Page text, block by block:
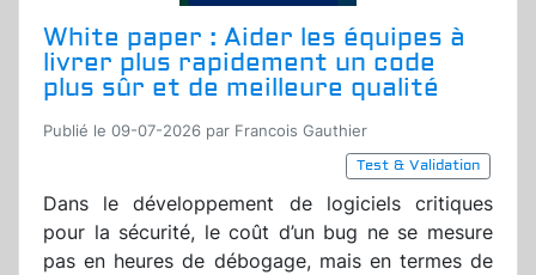
White paper : Aider les équipes à
livrer plus rapidement un code
plus sûr et de meilleure qualité
Publié le 09-07-2026 par Francois Gauthier
Test & Validation
Dans le développement de logiciels critiques
pour la sécurité, le coût d’un bug ne se mesure
pas en heures de débogage, mais en termes de